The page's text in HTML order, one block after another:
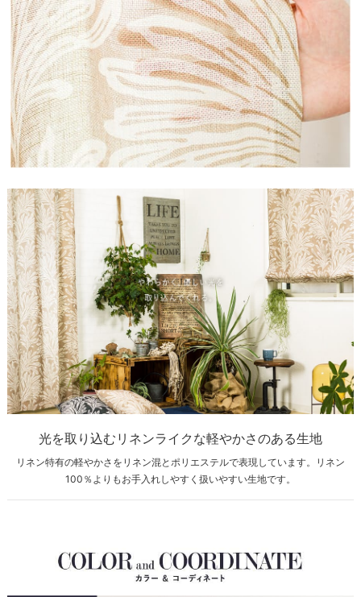
光を取り込むリネンライクな軽やかさのある生地
リネン特有の軽やかさをリネン混とポリエステルで表現しています。リネン
100％よりもお手入れしやすく扱いやすい生地です。